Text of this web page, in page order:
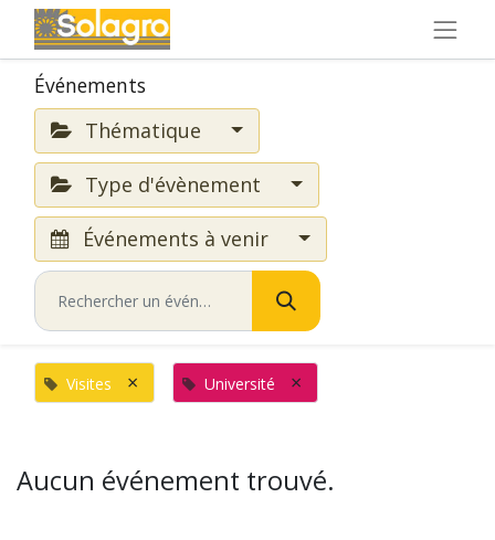
Événements
Thématique
Type d'évènement
Événements à venir
Visites × Université ×
Aucun événement trouvé.